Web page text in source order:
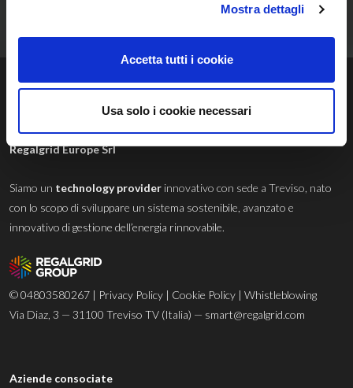
Mostra dettagli
Accetta tutti i cookie
Usa solo i cookie necessari
Regalgrid Europe Srl
Siamo un technology provider innovativo con sede a Treviso, nato
con lo scopo di sviluppare un sistema sostenibile, avanzato e
innovativo di gestione dell’energia rinnovabile.
© 04803580267 | Privacy Policy | Cookie Policy | Whistleblowing
Via Diaz, 3 — 31100 Treviso TV (Italia) — smart@regalgrid.com
Aziende consociate